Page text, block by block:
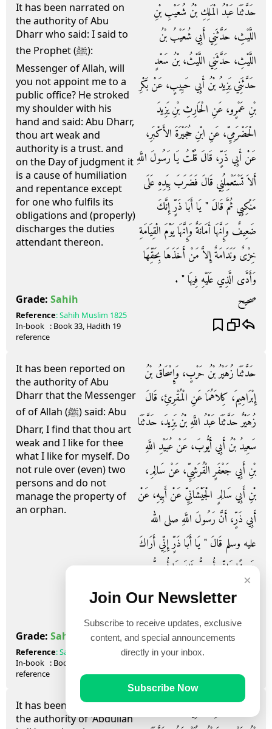
It has been narrated on
the authority of Abu
Dharr who said: I said to
the Prophet (ﷺ):
Messenger of Allah, will
you not appoint me to a
public office? He stroked
my shoulder with his
hand and said: Abu Dharr,
thou art weak and
authority is a trust. and
on the Day of judgment it
is a cause of humiliation
and repentance except
for one who fulfils its
obligations and (properly)
discharges the duties
attendant thereon.
حَدَّثَنَا عَبْدُ الْمَلِكِ بْنُ شُعَيْبِ بْنِ
اللَّيْثِ، حَدَّثَنِي أَبِي شُعَيْبُ بْنُ
اللَّيْثِ، حَدَّثَنِي اللَّيْثُ، بْنُ سَعْدٍ
حَدَّثَنِي يَزِيدُ بْنُ أَبِي حَبِيبٍ، عَنْ بَكْرِ
بْنِ عَمْرٍو، عَنِ الْحَارِثِ بْنِ يَزِيدَ
الْحَضْرَمِيِّ، عَنِ ابْنِ حُجَيْرَةَ الأَكْبَرِ،
عَنْ أَبِي ذَرٍّ، قَالَ قُلْتُ يَا رَسُولَ اللَّهِ
أَلاَ تَسْتَعْمِلُنِي قَالَ فَضَرَبَ بِيَدِهِ عَلَى
مَنْكِبِي ثُمَّ قَالَ ‏"‏ يَا أَبَا ذَرٍّ إِنَّكَ
ضَعِيفٌ وَإِنَّهَا أَمَانَةٌ وَإِنَّهَا يَوْمَ الْقِيَامَةِ
خِزْىٌ وَنَدَامَةٌ إِلاَّ مَنْ أَخَذَهَا بِحَقِّهَا
وَأَدَّى الَّذِي عَلَيْهِ فِيهَا ‏"‏ ‏.‏
Grade: Sahih صحيح
Reference:Sahih Muslim 1825
In-book
reference
: Book33, Hadith 19
It has been reported on
the authority of Abu
Dharr that the Messenger
of of Allah (ﷺ) said: Abu
Dharr, I find that thou art
weak and I like for thee
what I like for myself. Do
not rule over (even) two
persons and do not
manage the property of
an orphan.
حَدَّثَنَا زُهَيْرُ بْنُ حَرْبٍ، وَإِسْحَاقُ بْنُ
إِبْرَاهِيمَ، كِلاَهُمَا عَنِ الْمُقْرِئِ، قَالَ
زُهَيْرٌ حَدَّثَنَا عَبْدُ اللَّهِ بْنُ يَزِيدَ، حَدَّثَنَا
سَعِيدُ بْنُ أَبِي أَيُّوبَ، عَنْ عُبَيْدِ اللَّهِ
بْنِ أَبِي جَعْفَرٍ الْقُرَشِيِّ، عَنْ سَالِمِ،
بْنِ أَبِي سَالِمٍ الْجَيْشَانِيِّ عَنْ أَبِيهِ، عَنْ
أَبِي ذَرٍّ، أَنَّ رَسُولَ اللَّهِ صلى الله
عليه وسلم قَالَ ‏"‏ يَا أَبَا ذَرٍّ إِنِّي أَرَاكَ
ضَعِيفًا وَإِنِّي أُحِبُّ لَكَ مَا أُحِبُّ
لِنَفْسِي لاَ تَأَمَّرَنَّ عَلَى اثْنَيْنِ وَلاَ
تَوَلَّيَنَّ مَالَ يَتِيمٍ ‏"‏ ‏.‏
Grade: Sahih
Reference:Sahih Muslim
1826
In-book
reference
: Book
It has been narrated on
the authority of 'Abdullah
×
Join Our Newsletter
Subscribe to receive updates, exclusive
content, and special announcements
directly in your inbox.
Subscribe Now